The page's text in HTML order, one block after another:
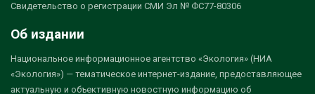
Свидетельство о регистрации СМИ Эл № ФС77-80306
Об издании
Национальное информационное агентство «Экология» (НИА
«Экология») — тематическое интернет-издание, предоставляющее
актуальную и объективную новостную информацию об